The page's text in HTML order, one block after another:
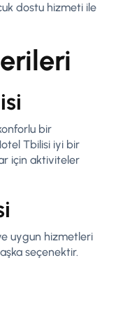
dostu hizmeti ile
bir
Tbilisi iyi bir
için aktiviteler
uygun hizmetleri
seçenektir.